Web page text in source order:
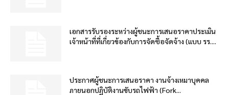
เอกสารรับรองระหว่างผู้ชนะการเสนอราคาประเมิน
เจ้าหน้าที่ที่เกี่ยวข้องกับการจัดซื้อจัดจ้าง (แบบ รร....
ประกาศผู้ชนะการเสนอราคา งานจ้างเหมาบุคคล
ภายนอกปฏิบัติงานขับรถไฟฟ้า (Fork...